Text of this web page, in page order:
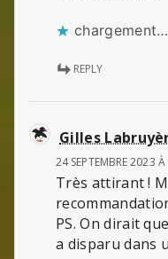
chargement…
REPLY
Gilles
24 SEPTEMBRE 2023
Très attirant !
PS. On dirait
a disparu dans